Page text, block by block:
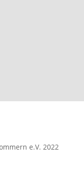
e.V. 2022